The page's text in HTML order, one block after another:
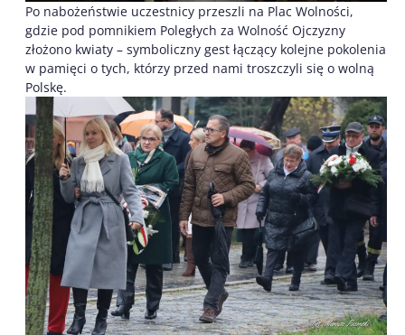
Po nabożeństwie uczestnicy przeszli na Plac Wolności,
gdzie pod pomnikiem Poległych za Wolność Ojczyzny
złożono kwiaty – symboliczny gest łączący kolejne pokolenia
w pamięci o tych, którzy przed nami troszczyli się o wolną
Polskę.